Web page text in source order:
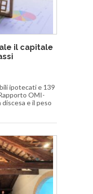
il capitale
ipotecati e 139
OMI-
e il peso